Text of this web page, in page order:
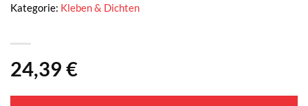
24,39 €
Kategorie: Kleben & Dichten